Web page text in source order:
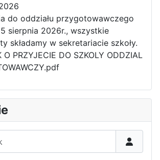
do oddziału przygotowawczego
sierpnia 2026r., wszystkie
składamy w sekretariacie szkoły.
O PRZYJECIE DO SZKOLY ODDZIAL